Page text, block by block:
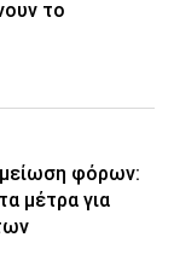
το
φόρων:
μέτρα για